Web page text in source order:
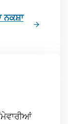
ਨਕਸ਼ਾ